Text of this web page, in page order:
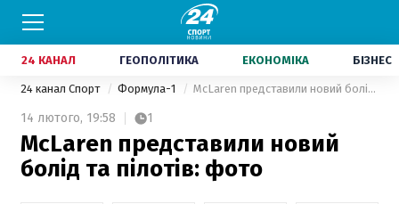
24 КАНАЛ ГЕОПОЛІТИКА ЕКОНОМІКА БІЗНЕС
24 канал Спорт Формула-1 McLaren представили новий болід та пілотів: фото
14 лютого, 19:58 1
McLaren представили новий
болід та пілотів: фото